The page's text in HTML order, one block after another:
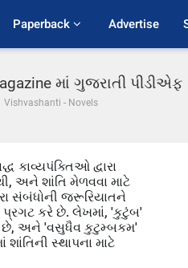
Paperback Advertise
માં ગુજરાતી પીડીએફ
Vishvashanti - Novels
કાવ્યપંક્તિઓ દ્વારા
અને શાંતિ મેળવવા માટે
સંબંધોની જરૂરિયાતને
પ્રગટ કરે છે. લેખમાં, 'કુટુંબ'
છે, અને 'વસુધૈવ કુટુમ્બકમ'
સ્થાપના માટે